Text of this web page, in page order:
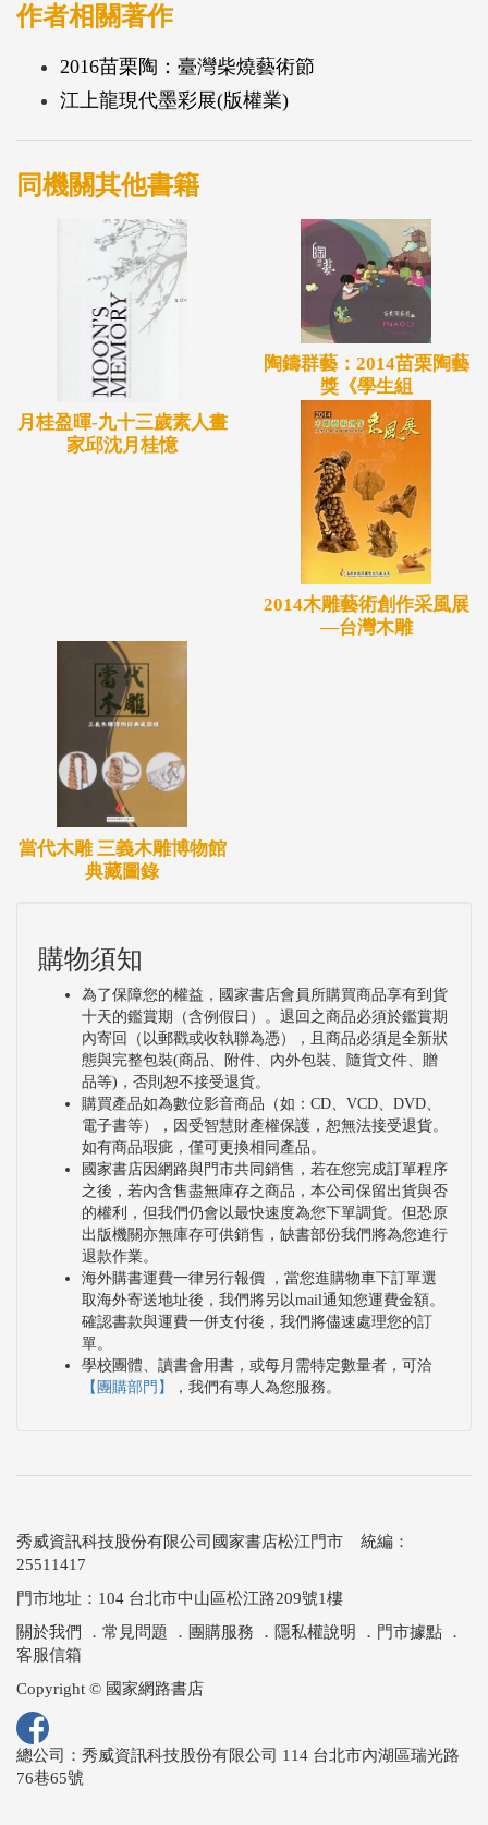
作者相關著作
2016苗栗陶：臺灣柴燒藝術節
江上龍現代墨彩展(版權業)
同機關其他書籍
月桂盈暉-九十三歲素人畫
家邱沈月桂憶
陶鑄群藝：2014苗栗陶藝
獎《學生組
2014木雕藝術創作采風展
—台灣木雕
當代木雕 三義木雕博物館
典藏圖錄
購物須知
為了保障您的權益，國家書店會員所購買商品享有到貨
十天的鑑賞期（含例假日）。退回之商品必須於鑑賞期
內寄回（以郵戳或收執聯為憑），且商品必須是全新狀
態與完整包裝(商品、附件、內外包裝、隨貨文件、贈
品等)，否則恕不接受退貨。
購買產品如為數位影音商品（如：CD、VCD、DVD、
電子書等），因受智慧財產權保護，恕無法接受退貨。
如有商品瑕疵，僅可更換相同產品。
國家書店因網路與門市共同銷售，若在您完成訂單程序
之後，若內含售盡無庫存之商品，本公司保留出貨與否
的權利，但我們仍會以最快速度為您下單調貨。但恐原
出版機關亦無庫存可供銷售，缺書部份我們將為您進行
退款作業。
海外購書運費一律另行報價 ，當您進購物車下訂單選
取海外寄送地址後，我們將另以mail通知您運費金額。
確認書款與運費一併支付後，我們將儘速處理您的訂
單。
學校團體、讀書會用書，或每月需特定數量者，可洽
【團購部門】
，我們有專人為您服務。
秀威資訊科技股份有限公司國家書店松江門市 統編：
25511417
門市地址：104 台北市中山區松江路209號1樓
關於我們
． 常見問題 ． 團購服務 ． 隱私權說明 ． 門市據點 ．
客服信箱
Copyright © 國家網路書店
總公司：秀威資訊科技股份有限公司 114 台北市內湖區瑞光路
76巷65號